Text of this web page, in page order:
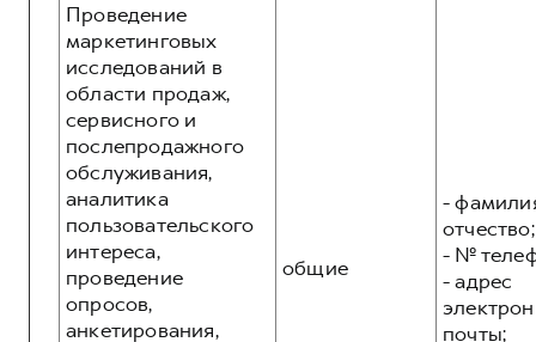
Проведение
маркетинговых
исследований в
области продаж,
сервисного и
послепродажного
обслуживания,
аналитика
пользовательского
интереса,
проведение
опросов,
анкетирования,
общие
-
отчество;
- №
- адрес
почты;